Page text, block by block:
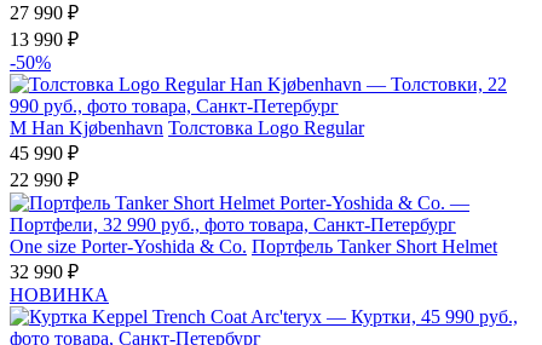
27 990 ₽
13 990 ₽
-50%
M Han Kjøbenhavn Толстовка Logo Regular
45 990 ₽
22 990 ₽
One size Porter-Yoshida & Co. Портфель Tanker Short Helmet
32 990 ₽
НОВИНКА